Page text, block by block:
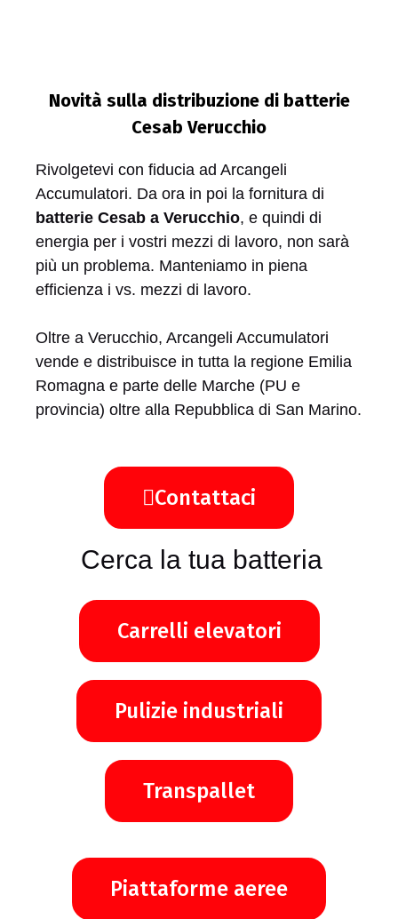
Novità sulla distribuzione di batterie
Cesab Verucchio
Rivolgetevi con fiducia ad Arcangeli
Accumulatori. Da ora in poi la fornitura di
batterie Cesab a Verucchio, e quindi di
energia per i vostri mezzi di lavoro, non sarà
più un problema. Manteniamo in piena
efficienza i vs. mezzi di lavoro.
Oltre a Verucchio, Arcangeli Accumulatori
vende e distribuisce in tutta la regione Emilia
Romagna e parte delle Marche (PU e
provincia) oltre alla Repubblica di San Marino.
Contattaci
Cerca la tua batteria
Carrelli elevatori
Pulizie industriali
Transpallet
Piattaforme aeree